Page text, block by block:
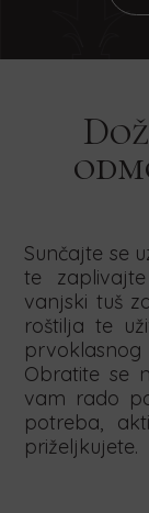
Sunčajte se
te
vanjski tuš
roštilja te
Obratite se
vam rado
potreba,
priželjkujete.